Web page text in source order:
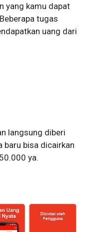
yang kamu dapat
tugas
uang dari
langsung diberi
baru bisa dicairkan
ya.